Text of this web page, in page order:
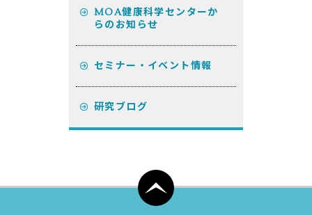
MOA健康科学センターか
らのお知らせ
セミナー・イベント情報
研究ブログ